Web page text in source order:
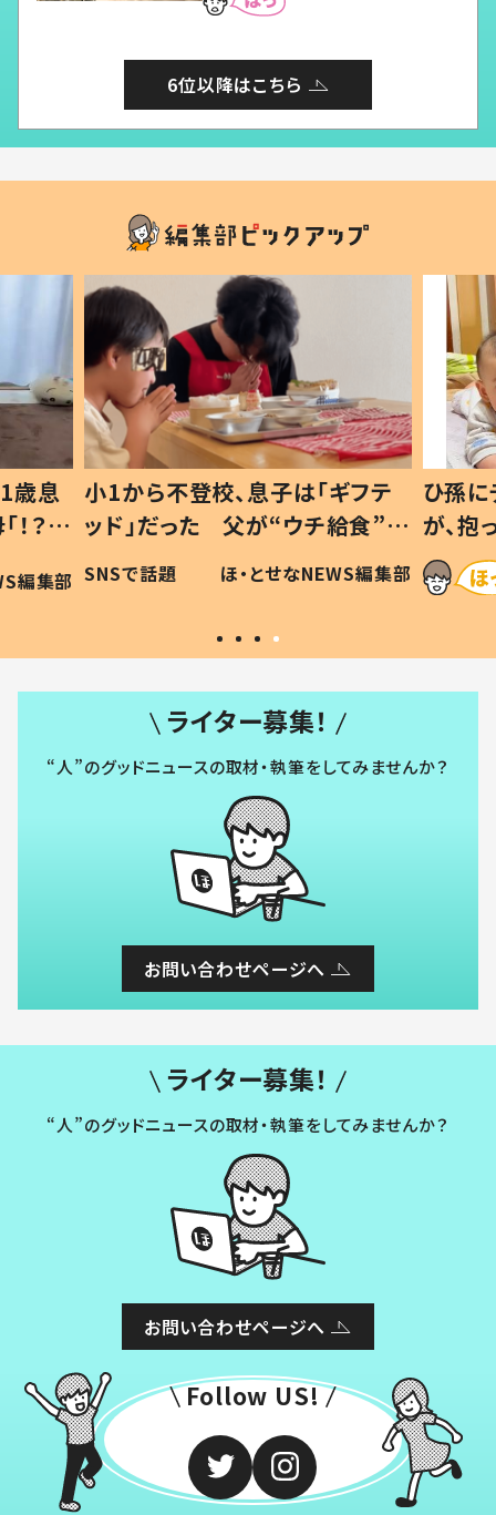
6位以降はこちら
歳息
？」
編集部
小1から不登校、息子は「ギフテ
ッド」だった 父が“ウチ給食”を
作り続ける理由とは #令和の親
#令和の子
SNSで話題 ほ・とせなNEWS編集部
ひ孫
が、
「涙が
い」
ライター募集！
“人”のグッドニュースの取材・執筆をしてみませんか？
お問い合わせページへ
ライター募集！
“人”のグッドニュースの取材・執筆をしてみませんか？
お問い合わせページへ
Follow US!